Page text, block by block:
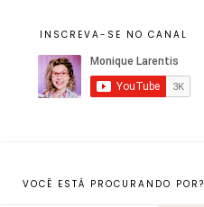
INSCREVA-SE NO CANAL
VOCÊ ESTÁ PROCURANDO POR?